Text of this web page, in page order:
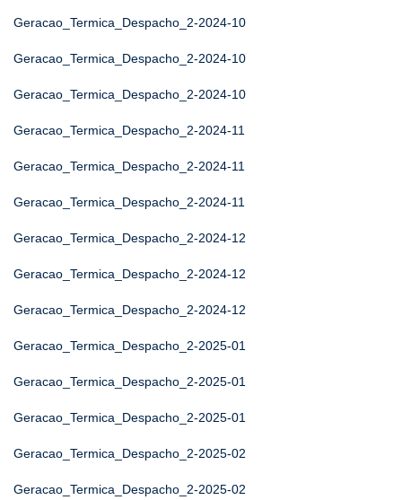
Geracao_Termica_Despacho_2-2024-10
Geracao_Termica_Despacho_2-2024-10
Geracao_Termica_Despacho_2-2024-10
Geracao_Termica_Despacho_2-2024-11
Geracao_Termica_Despacho_2-2024-11
Geracao_Termica_Despacho_2-2024-11
Geracao_Termica_Despacho_2-2024-12
Geracao_Termica_Despacho_2-2024-12
Geracao_Termica_Despacho_2-2024-12
Geracao_Termica_Despacho_2-2025-01
Geracao_Termica_Despacho_2-2025-01
Geracao_Termica_Despacho_2-2025-01
Geracao_Termica_Despacho_2-2025-02
Geracao_Termica_Despacho_2-2025-02